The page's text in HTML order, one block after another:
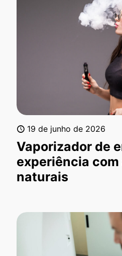
19 de junho de 2026
Vaporizador de
experiência com
naturais